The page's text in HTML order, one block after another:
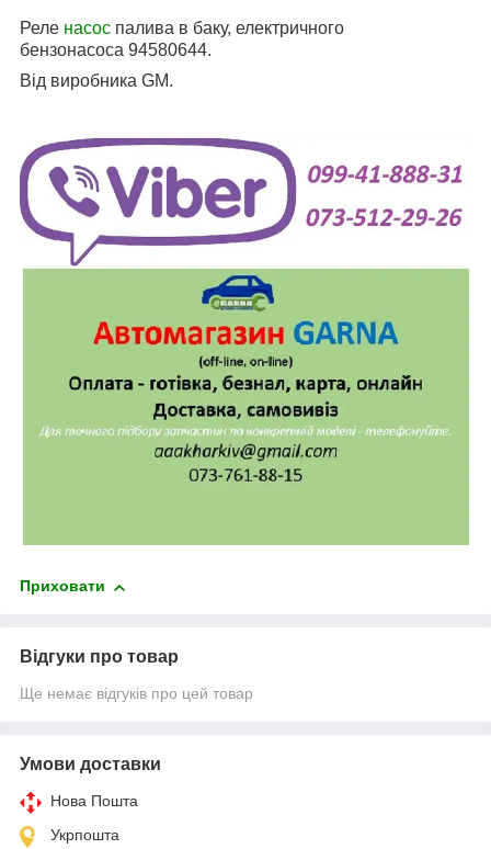
Реле насос палива в баку, електричного
бензонасоса 94580644.
Від виробника GM.
Приховати
Відгуки про товар
Ще немає відгуків про цей товар
Умови доставки
Нова Пошта
Укрпошта